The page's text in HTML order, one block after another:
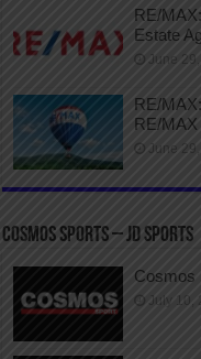
RE/
Estate
June
RE/
RE/
June
COSMOS SPORTS – JD SPORTS
Cosmos
July 10,